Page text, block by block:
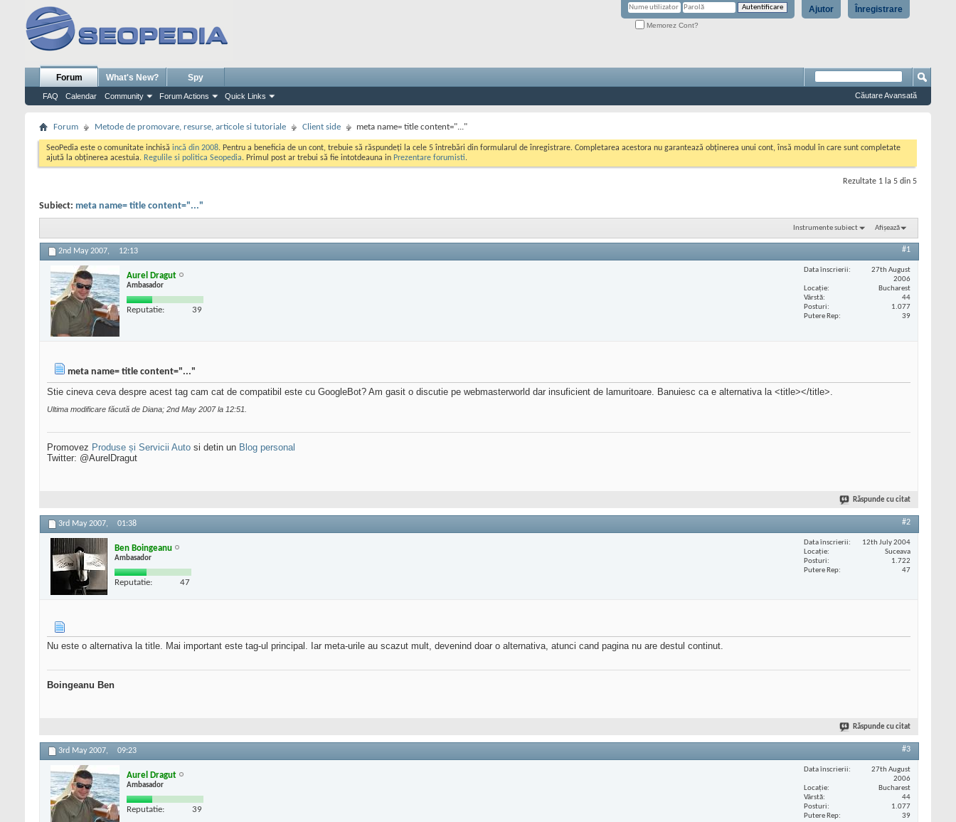
Înregistrare
Ajutor
Memorez Cont?
Forum
FAQ Calendar Community Forum Actions Quick Links
What's New? Spy
Căutare Avansată
Forum Metode de promovare, resurse, articole si tutoriale Client side meta name= title content="..."
SeoPedia este o comunitate inchisă incă din 2008. Pentru a beneficia de un cont, trebuie să răspundeți la cele 5 întrebări din formularul de înregistrare. Completarea acestora nu garantează obținerea unui cont, însă modul în care sunt completate
ajută la obținerea acestuia. Regulile si politica Seopedia. Primul post ar trebui să fie intotdeauna in Prezentare forumisti.
Rezultate 1 la 5 din 5
Subiect: meta name= title content="..."
Instrumente subiect Afișează
2nd May 2007, 12:13 #1
Aurel Dragut
Ambasador
Reputatie: 39
Data înscrierii
27th August
2006
Locaţie
Bucharest
Vârstă
44
Posturi
1.077
Putere Rep
39
meta name= title content="..."
Stie cineva ceva despre acest tag cam cat de compatibil este cu GoogleBot? Am gasit o discutie pe webmasterworld dar insuficient de lamuritoare. Banuiesc ca e alternativa la <title></title>.
Ultima modificare făcută de Diana; 2nd May 2007 la 12:51
Promovez Produse și Servicii Auto si detin un Blog personal
Twitter: @AurelDragut
Răspunde cu citat
3rd May 2007, 01:38 #2
Ben Boingeanu
Ambasador
Reputatie: 47
Data înscrierii
12th July 2004
Locaţie
Suceava
Posturi
1.722
Putere Rep
47
Nu este o alternativa la title. Mai important este tag-ul principal. Iar meta-urile au scazut mult, devenind doar o alternativa, atunci cand pagina nu are destul continut.
Boingeanu Ben
Răspunde cu citat
3rd May 2007, 09:23 #3
Aurel Dragut
Ambasador
Reputatie: 39
Data înscrierii
27th August
2006
Locaţie
Bucharest
Vârstă
44
Posturi
1.077
Putere Rep
39